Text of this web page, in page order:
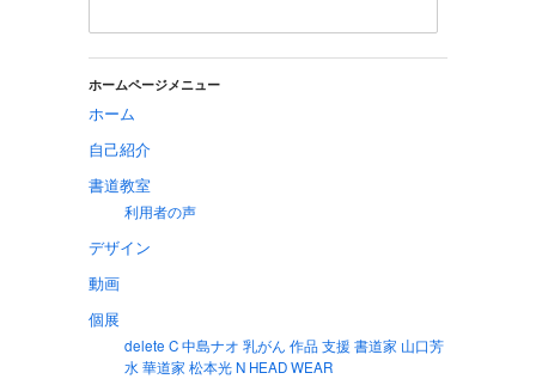
ホームページメニュー
ホーム
自己紹介
書道教室
利用者の声
デザイン
動画
個展
delete C 中島ナオ 乳がん 作品 支援 書道家 山口芳
水 華道家 松本光 N HEAD WEAR